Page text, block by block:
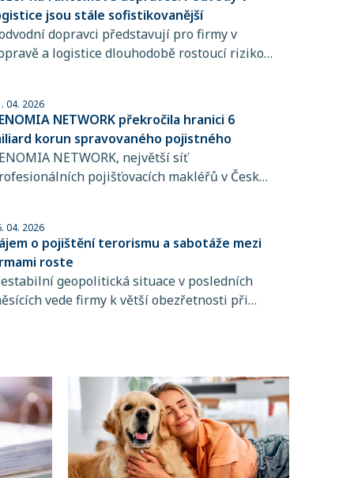
jsou stále sofistikovanější
dopravci představují pro firmy v
a logistice dlouhodobě rostoucí riziko,
přepravce a škody mohou dosáhnout
částek. Důsledná prevence a
nastavené interní procesy spolu s
pojištěním však mohou riziko škod
snížit.
04. 2026
NETWORK překročila hranici 6
korun spravovaného pojistného
NETWORK, největší síť
pojišťovacích makléřů v České
svým klientům spravuje více než 270
společností sdružených v této síti,
6 miliard korun.
04. 2026
o pojištění terorismu a sabotáže mezi
roste
geopolitická situace v posledních
vede firmy k větší obezřetnosti při
provozu.